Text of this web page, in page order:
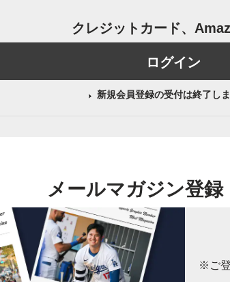
クレジットカード、
ログイン
新規会員登録の受付は終了し
メールマガジン登録
※ご